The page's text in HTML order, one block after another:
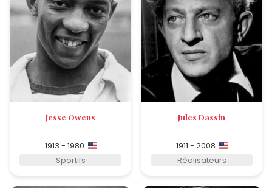
Jesse Owens
1913 - 1980
Sportifs
Jules Dassin
1911 - 2008
Réalisateurs